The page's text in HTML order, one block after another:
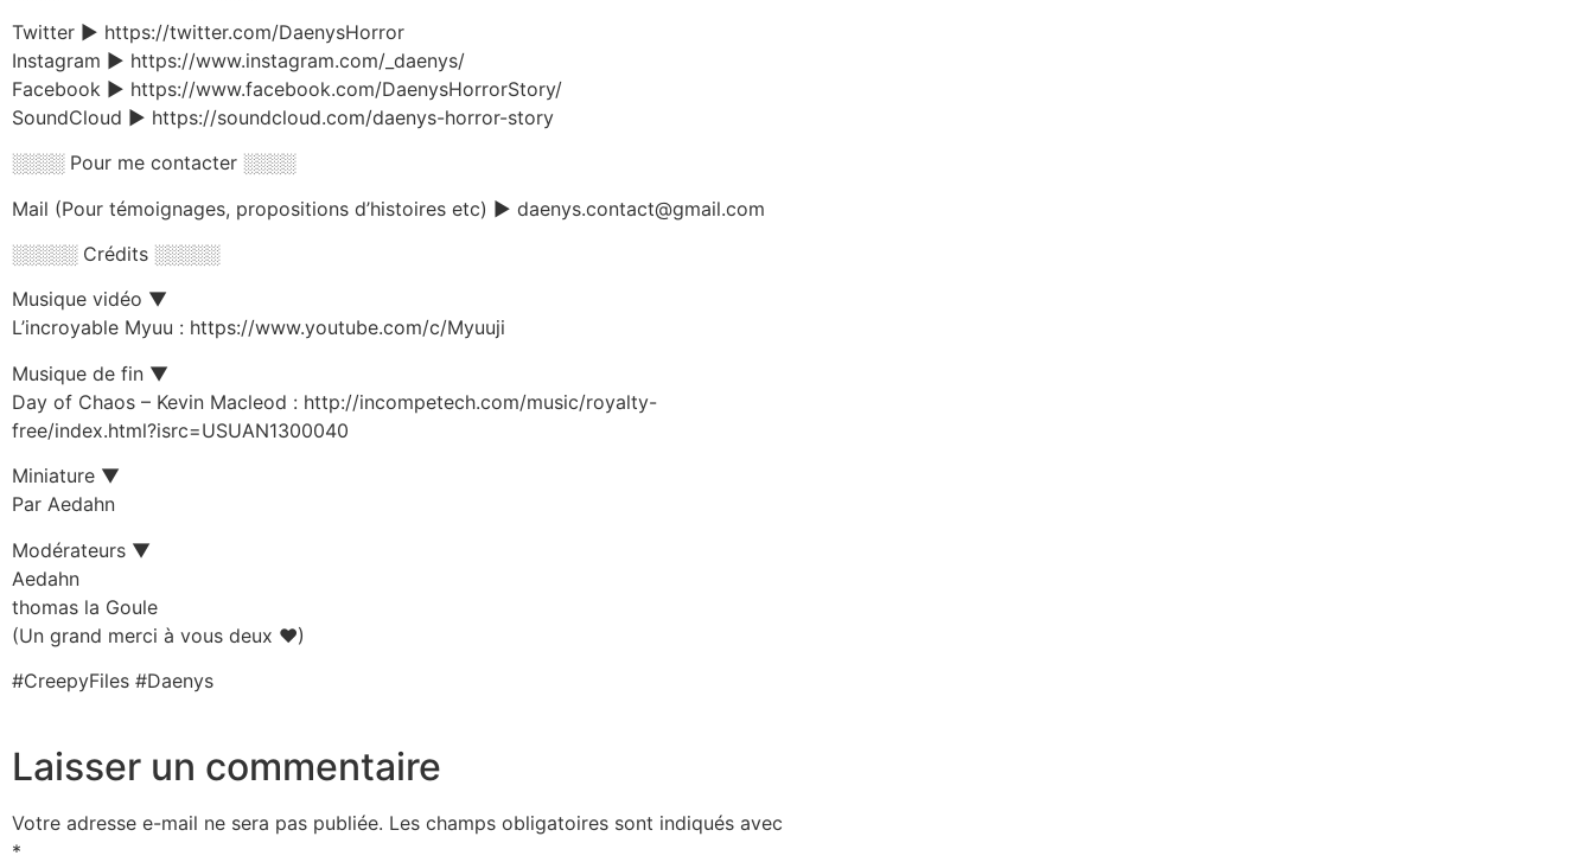
Twitter ► https://twitter.com/DaenysHorror
Instagram ► https://www.instagram.com/_daenys/
Facebook ► https://www.facebook.com/DaenysHorrorStory/
SoundCloud ► https://soundcloud.com/daenys-horror-story
░░░░ Pour me contacter ░░░░
Mail (Pour témoignages, propositions d’histoires etc) ► daenys.contact@gmail.com
░░░░░ Crédits ░░░░░
Musique vidéo ▼
L’incroyable Myuu : https://www.youtube.com/c/Myuuji
Musique de fin ▼
Day of Chaos – Kevin Macleod : http://incompetech.com/music/royalty-
free/index.html?isrc=USUAN1300040
Miniature ▼
Par Aedahn
Modérateurs ▼
Aedahn
thomas la Goule
(Un grand merci à vous deux ❤)
#CreepyFiles #Daenys
Laisser un commentaire
Votre adresse e-mail ne sera pas publiée. Les champs obligatoires sont indiqués avec
*